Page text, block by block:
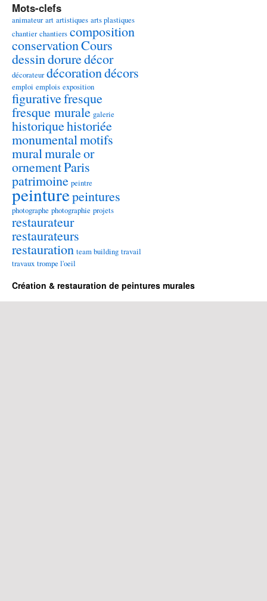
Mots-clefs
animateur art artistiques arts plastiques
chantier chantiers composition
conservationCours
dessindoruredécor
décorateur décorationdécors
emploi emplois exposition
figurativefresque
fresque murale galerie
historiquehistoriée
monumentalmotifs
muralmuraleor
ornementParis
patrimoine peintre
peinturepeintures
photographe photographie projets
restaurateur
restaurateurs
restauration team building travail
travaux trompe l'oeil
Création & restauration de peintures murales